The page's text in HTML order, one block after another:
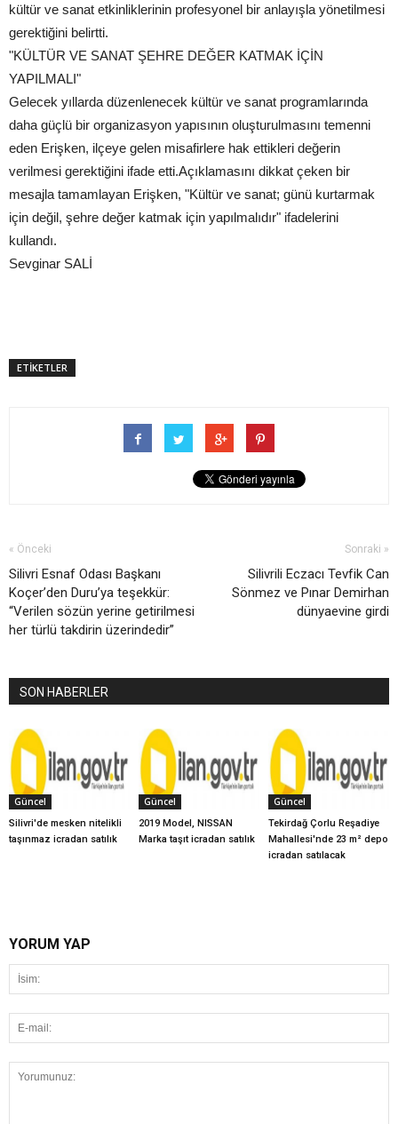
kültür ve sanat etkinliklerinin profesyonel bir anlayışla yönetilmesi
gerektiğini belirtti.
"KÜLTÜR VE SANAT ŞEHRE DEĞER KATMAK İÇİN
YAPILMALI"
Gelecek yıllarda düzenlenecek kültür ve sanat programlarında
daha güçlü bir organizasyon yapısının oluşturulmasını temenni
eden Erişken, ilçeye gelen misafirlere hak ettikleri değerin
verilmesi gerektiğini ifade etti.Açıklamasını dikkat çeken bir
mesajla tamamlayan Erişken, "Kültür ve sanat; günü kurtarmak
için değil, şehre değer katmak için yapılmalıdır" ifadelerini
kullandı.
Sevginar SALİ
ETİKETLER
« Önceki
Silivri Esnaf Odası Başkanı
Koçer’den Duru’ya teşekkür:
“Verilen sözün yerine getirilmesi
her türlü takdirin üzerindedir”
Sonraki »
Silivrili Eczacı Tevfik Can
Sönmez ve Pınar Demirhan
dünyaevine girdi
SON HABERLER
Güncel
Silivri'de mesken nitelikli
taşınmaz icradan satılık
Güncel
2019 Model, NISSAN
Marka taşıt icradan satılık
Güncel
Tekirdağ Çorlu Reşadiye
Mahallesi'nde 23 m² depo
icradan satılacak
YORUM YAP